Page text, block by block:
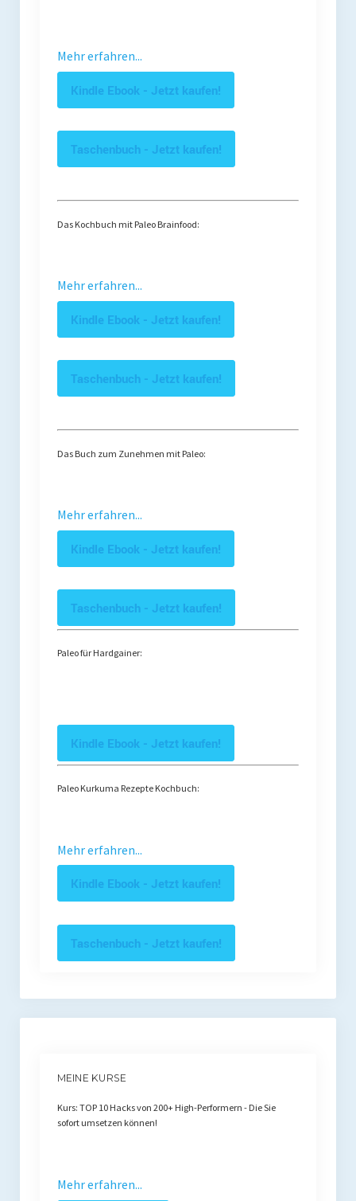
Mehr erfahren...
Kindle Ebook - Jetzt kaufen!
Taschenbuch - Jetzt kaufen!
Das Kochbuch mit Paleo Brainfood:
Mehr erfahren...
Kindle Ebook - Jetzt kaufen!
Taschenbuch - Jetzt kaufen!
Das Buch zum Zunehmen mit Paleo:
Mehr erfahren...
Kindle Ebook - Jetzt kaufen!
Taschenbuch - Jetzt kaufen!
Paleo für Hardgainer:
Kindle Ebook - Jetzt kaufen!
Paleo Kurkuma Rezepte Kochbuch:
Mehr erfahren...
Kindle Ebook - Jetzt kaufen!
Taschenbuch - Jetzt kaufen!
MEINE KURSE
Kurs: TOP 10 Hacks von 200+ High-Performern - Die Sie
sofort umsetzen können!
Mehr erfahren...